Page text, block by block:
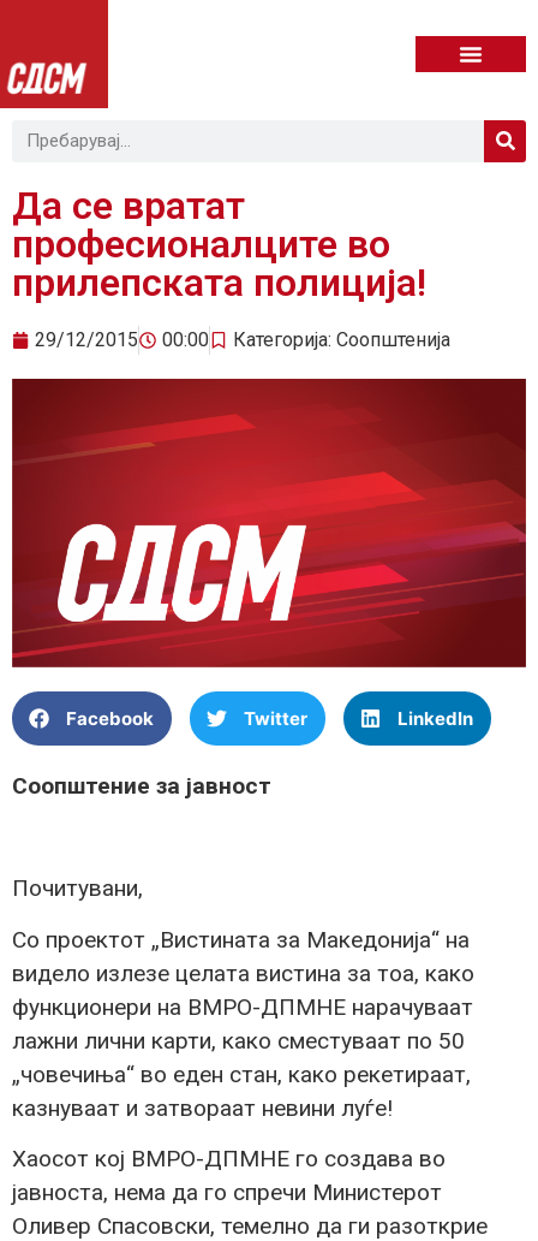
Да се вратат
професионалците во
прилепската полиција!
29/12/2015 00:00 Категорија: Соопштенија
Facebook Twitter LinkedIn
Соопштение за јавност
Почитувани,
Со проектот „Вистината за Македонија“ на
видело излезе целата вистина за тоа, како
функционери на ВМРО-ДПМНЕ нарачуваат
лажни лични карти, како сместуваат по 50
„човечиња“ во еден стан, како рекетираат,
казнуваат и затвораат невини луѓе!
Хаосот кој ВМРО-ДПМНЕ го создава во
јавноста, нема да го спречи Министерот
Оливер Спасовски, темелно да ги разоткрие